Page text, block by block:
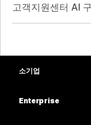
고객지원센터 AI
소기업
Enterprise